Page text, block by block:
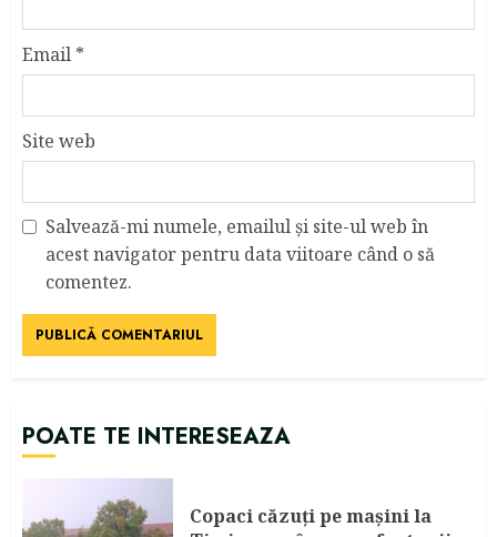
Email *
Site web
Salvează-mi numele, emailul și site-ul web în
acest navigator pentru data viitoare când o să
comentez.
POATE TE INTERESEAZA
Copaci căzuţi pe maşini la